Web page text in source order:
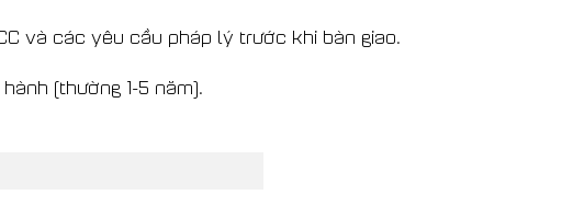
và các yêu cầu pháp lý trước khi bàn giao.
(thường 1-5 năm).